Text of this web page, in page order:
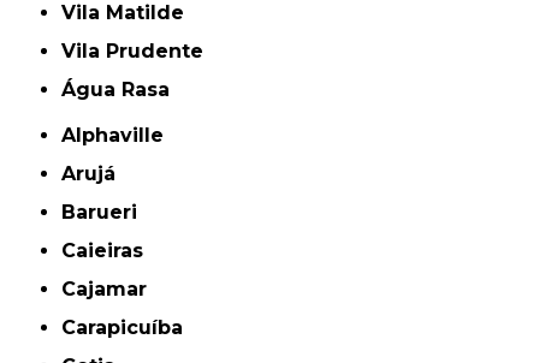
Vila Matilde
Vila Prudente
Água Rasa
Alphaville
Arujá
Barueri
Caieiras
Cajamar
Carapicuíba